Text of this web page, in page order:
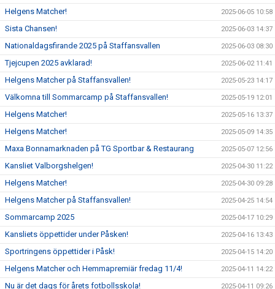
Helgens Matcher! 2025-06-05 10:58
Sista Chansen! 2025-06-03 14:37
Nationaldagsfirande 2025 på Staffansvallen 2025-06-03 08:30
Tjejcupen 2025 avklarad! 2025-06-02 11:41
Helgens Matcher på Staffansvallen! 2025-05-23 14:17
Välkomna till Sommarcamp på Staffansvallen! 2025-05-19 12:01
Helgens Matcher! 2025-05-16 13:37
Helgens Matcher! 2025-05-09 14:35
Maxa Bonnamarknaden på TG Sportbar & Restaurang 2025-05-07 12:56
Kansliet Valborgshelgen! 2025-04-30 11:22
Helgens Matcher! 2025-04-30 09:28
Helgens Matcher på Staffansvallen! 2025-04-25 14:54
Sommarcamp 2025 2025-04-17 10:29
Kansliets öppettider under Påsken! 2025-04-16 13:43
Sportringens öppettider i Påsk! 2025-04-15 14:20
Helgens Matcher och Hemmapremiär fredag 11/4! 2025-04-11 14:22
Nu är det dags för årets fotbollsskola! 2025-04-11 09:26